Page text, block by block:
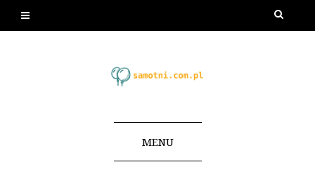
MENU